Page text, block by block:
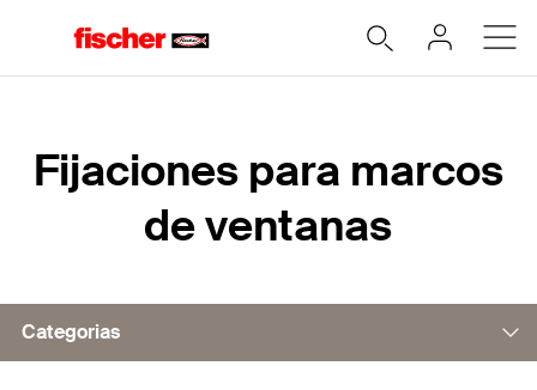
Fijaciones para marcos
de ventanas
Categorias